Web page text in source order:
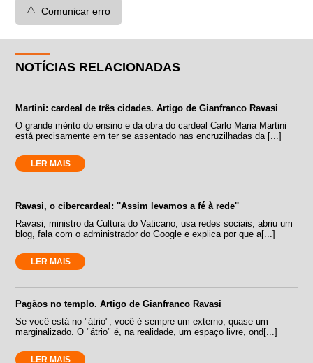
⚠️ Comunicar erro
NOTÍCIAS RELACIONADAS
Martini: cardeal de três cidades. Artigo de Gianfranco Ravasi
O grande mérito do ensino e da obra do cardeal Carlo Maria Martini
está precisamente em ter se assentado nas encruzilhadas da [...]
LER MAIS
Ravasi, o cibercardeal: ''Assim levamos a fé à rede''
Ravasi, ministro da Cultura do Vaticano, usa redes sociais, abriu um
blog, fala com o administrador do Google e explica por que a[...]
LER MAIS
Pagãos no templo. Artigo de Gianfranco Ravasi
Se você está no "átrio", você é sempre um externo, quase um
marginalizado. O "átrio" é, na realidade, um espaço livre, ond[...]
LER MAIS